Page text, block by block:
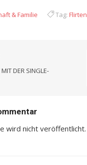
& Familie Tag: Flirten
DER SINGLE-
wird nicht veröffentlicht.